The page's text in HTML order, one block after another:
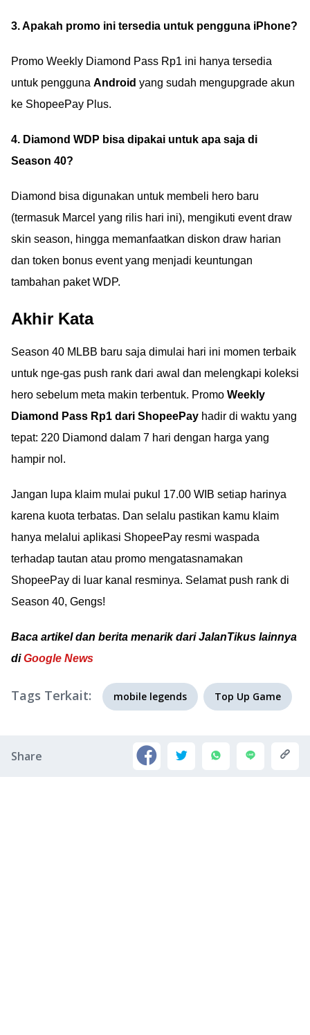
3. Apakah promo ini tersedia untuk pengguna iPhone?
Promo Weekly Diamond Pass Rp1 ini hanya tersedia
untuk pengguna Android yang sudah mengupgrade akun
ke ShopeePay Plus.
4. Diamond WDP bisa dipakai untuk apa saja di
Season 40?
Diamond bisa digunakan untuk membeli hero baru
(termasuk Marcel yang rilis hari ini), mengikuti event draw
skin season, hingga memanfaatkan diskon draw harian
dan token bonus event yang menjadi keuntungan
tambahan paket WDP.
Akhir Kata
Season 40 MLBB baru saja dimulai hari ini momen terbaik
untuk nge-gas push rank dari awal dan melengkapi koleksi
hero sebelum meta makin terbentuk. Promo Weekly
Diamond Pass Rp1 dari ShopeePay hadir di waktu yang
tepat: 220 Diamond dalam 7 hari dengan harga yang
hampir nol.
Jangan lupa klaim mulai pukul 17.00 WIB setiap harinya
karena kuota terbatas. Dan selalu pastikan kamu klaim
hanya melalui aplikasi ShopeePay resmi waspada
terhadap tautan atau promo mengatasnamakan
ShopeePay di luar kanal resminya. Selamat push rank di
Season 40, Gengs!
Baca artikel dan berita menarik dari JalanTikus lainnya
diGoogle News
Tags Terkait: mobile legends Top Up Game
Share